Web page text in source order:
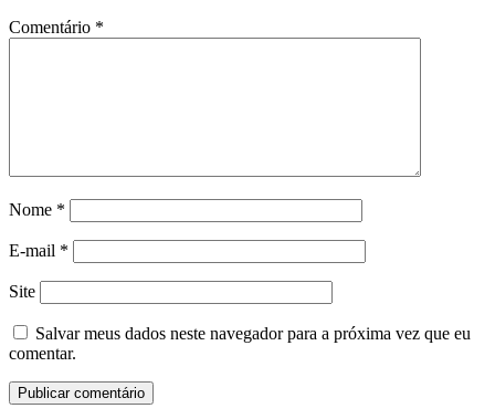
Comentário *
Nome *
E-mail *
Site
Salvar meus dados neste navegador para a próxima vez que eu
comentar.